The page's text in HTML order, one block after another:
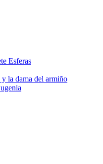
Esferas
la dama del armiño